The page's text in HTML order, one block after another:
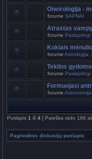
Oneirologija -
forume SAPNAI
Atrastas
forume Paslaptingi
Kokiais
forume Astrologija,
Tekilos
forume Paslaptingi
Formuojasi
forume
Puslapis 1 iš 4 [ Paieška rado 166
Pagrindinis diskusijų puslapis